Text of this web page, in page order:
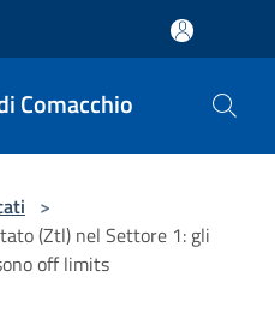
Comacchio
>
(Ztl) nel Settore 1: gli
off limits